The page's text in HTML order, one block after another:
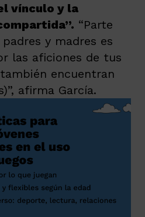
vínculo y la
“Parte
y madres es
las aficiones de tus
encuentran
afirma García.